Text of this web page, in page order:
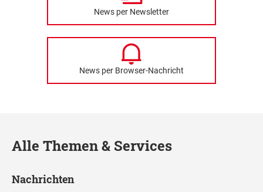
News per Newsletter
News per Browser-Nachricht
Alle Themen & Services
Nachrichten